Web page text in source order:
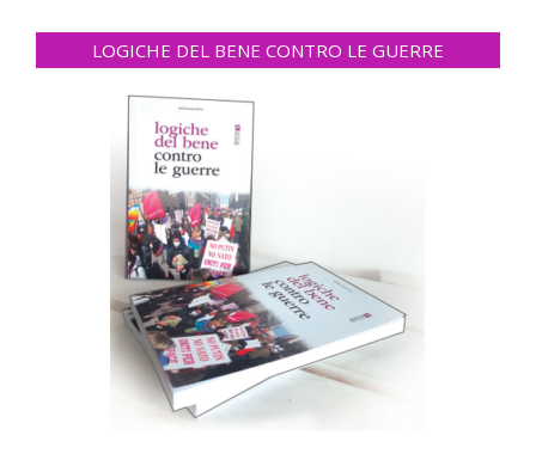
LOGICHE DEL BENE CONTRO LE GUERRE